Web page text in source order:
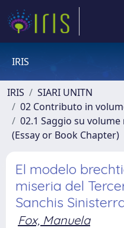
IRIS
IRIS
SIARI UNITN
02 Contributo in
02.1 Saggio su
(Essay or Book Chapter)
El modelo
miseria del
Sanchis
Fox, Manuela